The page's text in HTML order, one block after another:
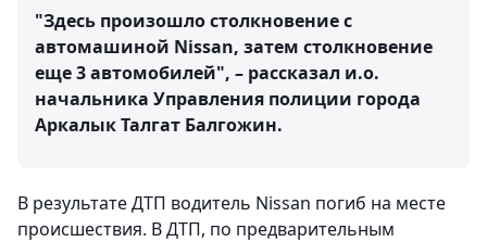
"Здесь произошло столкновение с
автомашиной Nissan, затем столкновение
еще 3 автомобилей", – рассказал и.о.
начальника Управления полиции города
Аркалык Талгат Балгожин.
В результате ДТП водитель Nissan погиб на месте
происшествия. В ДТП, по предварительным